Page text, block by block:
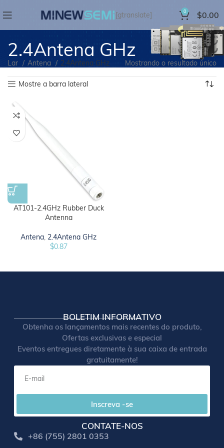
[gtranslate] 0 $0.00
2.4Antena GHz
Lar Antena 2.4Antena GHz Mostrando o resultado único
Mostre a barra lateral
AT101-2.4GHz Rubber Duck
Antenna
Antena, 2.4Antena GHz
$0.87
BOLETIM INFORMATIVO
Obtenha os lançamentos mais recentes do produto,
Ofertas exclusivas e especial
Eventos entregues diretamente à sua caixa de entrada
gratuitamente!
Inscreva -se
CONTATE-NOS
+86 (755) 2801 0353